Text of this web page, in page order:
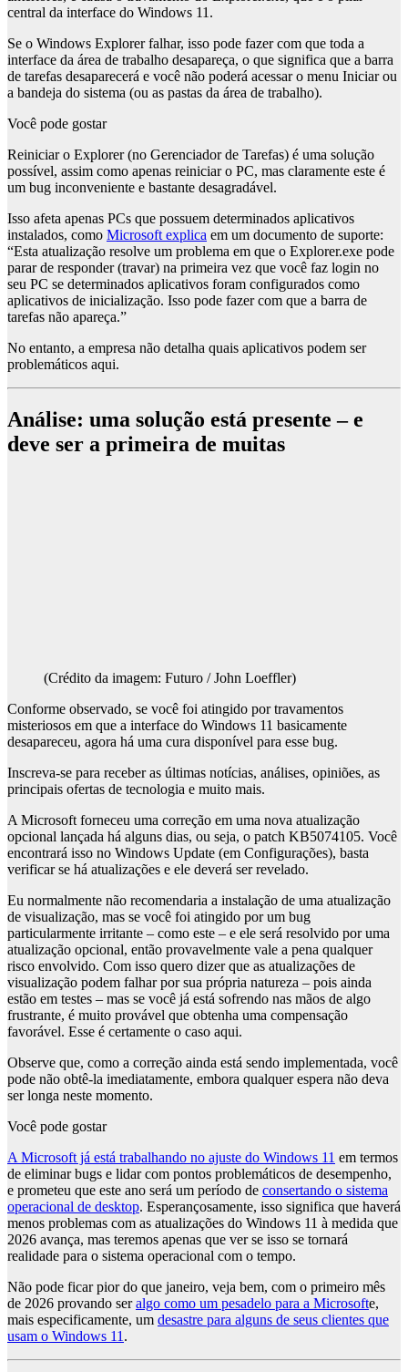
central da interface do Windows 11.
Se o Windows Explorer falhar, isso pode fazer com que toda a
interface da área de trabalho desapareça, o que significa que a barra
de tarefas desaparecerá e você não poderá acessar o menu Iniciar ou
a bandeja do sistema (ou as pastas da área de trabalho).
Você pode gostar
Reiniciar o Explorer (no Gerenciador de Tarefas) é uma solução
possível, assim como apenas reiniciar o PC, mas claramente este é
um bug inconveniente e bastante desagradável.
Isso afeta apenas PCs que possuem determinados aplicativos
instalados, como Microsoft explica em um documento de suporte:
“Esta atualização resolve um problema em que o Explorer.exe pode
parar de responder (travar) na primeira vez que você faz login no
seu PC se determinados aplicativos foram configurados como
aplicativos de inicialização. Isso pode fazer com que a barra de
tarefas não apareça.”
No entanto, a empresa não detalha quais aplicativos podem ser
problemáticos aqui.
Análise: uma solução está presente – e
deve ser a primeira de muitas
(Crédito da imagem: Futuro / John Loeffler)
Conforme observado, se você foi atingido por travamentos
misteriosos em que a interface do Windows 11 basicamente
desapareceu, agora há uma cura disponível para esse bug.
Inscreva-se para receber as últimas notícias, análises, opiniões, as
principais ofertas de tecnologia e muito mais.
A Microsoft forneceu uma correção em uma nova atualização
opcional lançada há alguns dias, ou seja, o patch KB5074105. Você
encontrará isso no Windows Update (em Configurações), basta
verificar se há atualizações e ele deverá ser revelado.
Eu normalmente não recomendaria a instalação de uma atualização
de visualização, mas se você foi atingido por um bug
particularmente irritante – como este – e ele será resolvido por uma
atualização opcional, então provavelmente vale a pena qualquer
risco envolvido. Com isso quero dizer que as atualizações de
visualização podem falhar por sua própria natureza – pois ainda
estão em testes – mas se você já está sofrendo nas mãos de algo
frustrante, é muito provável que obtenha uma compensação
favorável. Esse é certamente o caso aqui.
Observe que, como a correção ainda está sendo implementada, você
pode não obtê-la imediatamente, embora qualquer espera não deva
ser longa neste momento.
Você pode gostar
A Microsoft já está trabalhando no ajuste do Windows 11 em termos
de eliminar bugs e lidar com pontos problemáticos de desempenho,
e prometeu que este ano será um período de consertando o sistema
operacional de desktop. Esperançosamente, isso significa que haverá
menos problemas com as atualizações do Windows 11 à medida que
2026 avança, mas teremos apenas que ver se isso se tornará
realidade para o sistema operacional com o tempo.
Não pode ficar pior do que janeiro, veja bem, com o primeiro mês
de 2026 provando seralgo como um pesadelo para a Microsofte,
mais especificamente, um desastre para alguns de seus clientes que
usam o Windows 11 .